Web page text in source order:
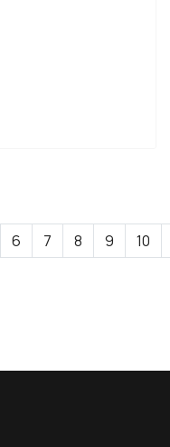
6 7 8 9 10